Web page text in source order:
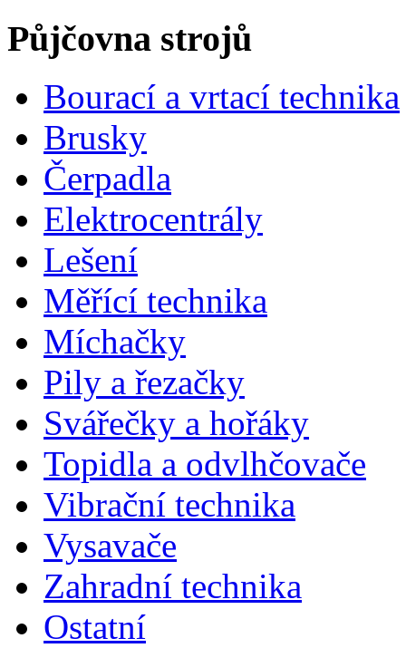
Půjčovna strojů
Bourací a vrtací technika
Brusky
Čerpadla
Elektrocentrály
Lešení
Měřící technika
Míchačky
Pily a řezačky
Svářečky a hořáky
Topidla a odvlhčovače
Vibrační technika
Vysavače
Zahradní technika
Ostatní